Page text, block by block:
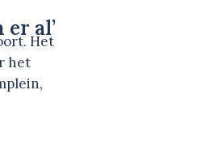
er al’
Het
het